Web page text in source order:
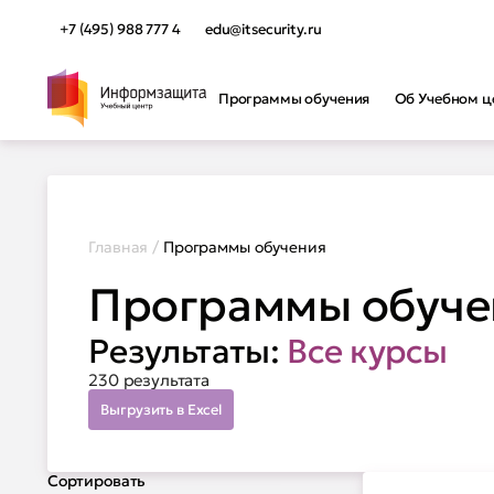
+7 (495) 988 777 4 edu@itsecurity.ru
Программы обучения Об Учебном
Не знаете, какую программу
определиться.
Подобрать обучение
Главная / Программы обучения
Программы
Результаты: Все курсы
230 результата
Выгрузить в Excel
Сортировать